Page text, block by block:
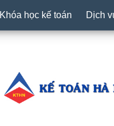
Khóa học kế toán Dịch